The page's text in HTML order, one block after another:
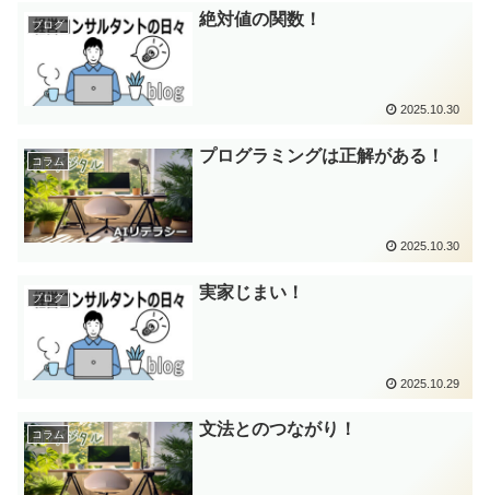
ブログ 絶対値の関数！
2025.10.30
コラム プログラミングは正解がある！
2025.10.30
ブログ 実家じまい！
2025.10.29
コラム 文法とのつながり！